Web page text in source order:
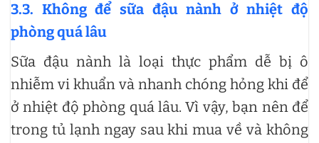
3.3. Không để sữa đậu nành ở nhiệt độ
phòng quá lâu
Sữa đậu nành là loại thực phẩm dễ bị ô
nhiễm vi khuẩn và nhanh chóng hỏng khi để
ở nhiệt độ phòng quá lâu. Vì vậy, bạn nên để
trong tủ lạnh ngay sau khi mua về và không